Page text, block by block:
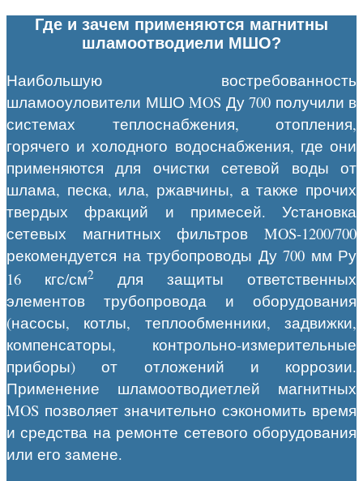
Где и зачем применяются магнитны
шламоотводиели МШО?
Наибольшую востребованность
шламооуловители МШО MOS Ду 700 получили в
системах теплоснабжения, отопления,
горячего и холодного водоснабжения, где они
применяются для очистки сетевой воды от
шлама, песка, ила, ржавчины, а также прочих
твердых фракций и примесей. Установка
сетевых магнитных фильтров MOS-1200/700
рекомендуется на трубопроводы Ду 700 мм Ру
16 кгс/см2
для защиты ответственных
элементов трубопровода и оборудования
(насосы, котлы, теплообменники, задвижки,
компенсаторы, контрольно-измерительные
приборы) от отложений и коррозии.
Применение шламоотводиетлей магнитных
MOS позволяет значительно сэкономить время
и средства на ремонте сетевого оборудования
или его замене.